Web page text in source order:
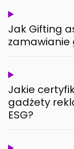
Jak Gifting
zamawianie
Jakie
gadżety
ESG?